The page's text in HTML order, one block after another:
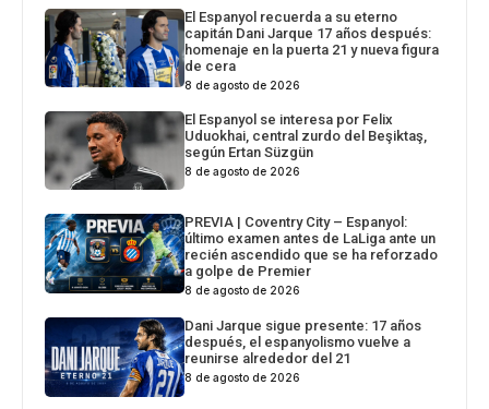
El Espanyol recuerda a su eterno
capitán Dani Jarque 17 años después:
homenaje en la puerta 21 y nueva figura
de cera
8 de agosto de 2026
El Espanyol se interesa por Felix
Uduokhai, central zurdo del Beşiktaş,
según Ertan Süzgün
8 de agosto de 2026
PREVIA | Coventry City – Espanyol:
último examen antes de LaLiga ante un
recién ascendido que se ha reforzado
a golpe de Premier
8 de agosto de 2026
Dani Jarque sigue presente: 17 años
después, el espanyolismo vuelve a
reunirse alrededor del 21
8 de agosto de 2026